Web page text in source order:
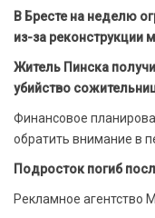
В Бресте на неделю
из-за реконструкции
Житель Пинска
убийство
Финансовое
обратить внимание в
Подросток погиб
Рекламное агентство